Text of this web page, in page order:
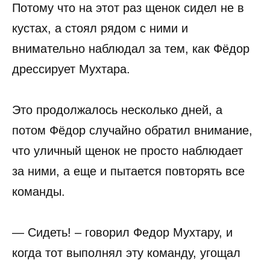
Потому что на этот раз щенок сидел не в
кустах, а стоял рядом с ними и
внимательно наблюдал за тем, как Фёдор
дрессирует Мухтара.
Это продолжалось несколько дней, а
потом Фёдор случайно обратил внимание,
что уличный щенок не просто наблюдает
за ними, а еще и пытается повторять все
команды.
— Сидеть! – говорил Федор Мухтару, и
когда тот выполнял эту команду, угощал